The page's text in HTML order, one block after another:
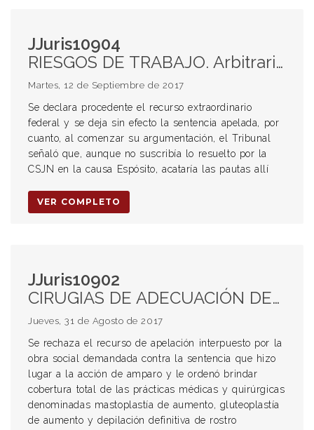
JJuris10904
RIESGOS DE TRABAJO. Arbitrariedad. Autocontradicción. Fallo Espósito.
Martes, 12 de Septiembre de 2017
Se declara procedente el recurso extraordinario
federal y se deja sin efecto la sentencia apelada, por
cuanto, al comenzar su argumentación, el Tribunal
señaló que, aunque no suscribía lo resuelto por la
CSJN en la causa Espósito, acataría las pautas allí
VER COMPLETO
JJuris10902
CIRUGIAS DE ADECUACIÓN DEL CUERPO A LA IDENTIDAD DE GENERO AUTOPERCIBIDA. Obra social. IAPOS. Cobertura.
Jueves, 31 de Agosto de 2017
Se rechaza el recurso de apelación interpuesto por la
obra social demandada contra la sentencia que hizo
lugar a la acción de amparo y le ordenó brindar
cobertura total de las prácticas médicas y quirúrgicas
denominadas mastoplastía de aumento, gluteoplastía
de aumento y depilación definitiva de rostro